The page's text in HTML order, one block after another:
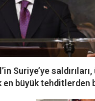
Suriye’ye
en büyük tehditlerden